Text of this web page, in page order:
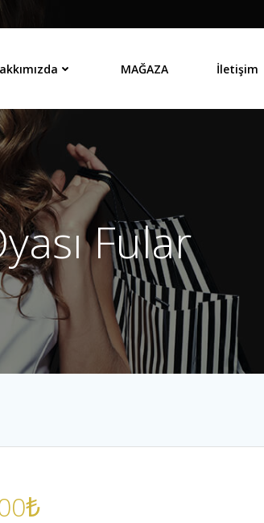
MAĞAZA İletişim
Fular
₺